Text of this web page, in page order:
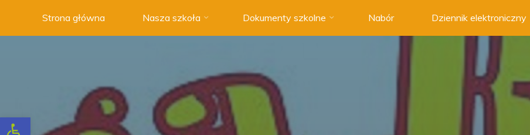
Otwórz pasek narzędzi
Swarzędzu
NOWOCZESNA
Z
TRADYCJAMI
Strona główna Nasza szkoła Dokumenty szkolne Nabór Dziennik elektroniczny